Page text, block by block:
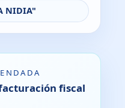
NIDIA"
fiscal